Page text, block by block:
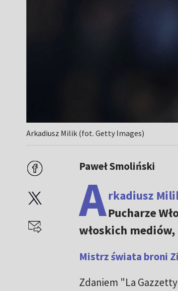
Arkadiusz Milik (fot. Getty Images)
Paweł Smoliński
Arkadiusz
Pucharze
włoskich
Mistrz świata broni
Zdaniem "La